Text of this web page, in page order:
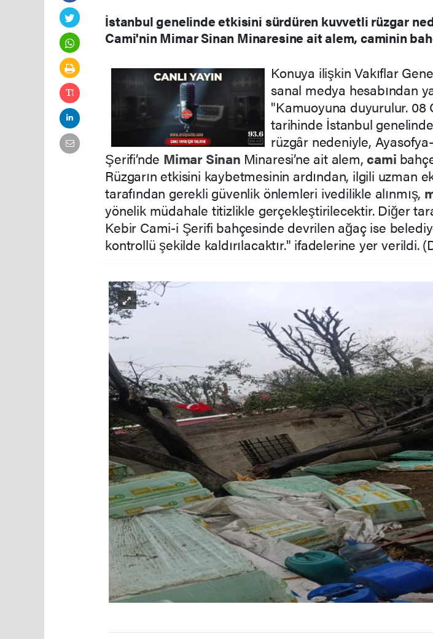
İstanbul genelinde etkisini sürdüren kuvvetli rüzgar
Cami'nin Mimar Sinan Minaresine ait alem, caminin
Konuya ilişkin Vakıflar
sanal medya hesabından
"Kamuoyuna duyurulur. 08
tarihinde İstanbul
rüzgâr nedeniyle,
Şerifi’nde Mimar Sinan Minaresi’ne ait alem,cami
Rüzgarın etkisini kaybetmesinin ardından, ilgili uzman
tarafından gerekli güvenlik önlemleri ivedilikle alınmış,
yönelik müdahale titizlikle gerçekleştirilecektir. Diğer
Kebir Cami-i Şerifi bahçesinde devrilen ağaç ise
kontrollü şekilde kaldırılacaktır." ifadelerine yer verildi.